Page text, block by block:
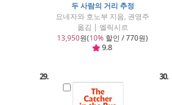
두 사람의 거리 추정
요네자와 호노부 지음, 권영주
옮김 | 엘릭시르
13,950원(10% 할인 / 770원)
9.8
29. 30.